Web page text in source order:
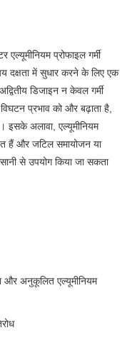
प्रोफाइल गर्मी
दक्षता में सुधार करने के लिए एक
डिजाइन न केवल गर्मी
प्रभाव को और बढ़ाता है,
इसके अलावा, एल्यूमीनियम
हैं और जटिल समायोजन या
से उपयोग किया जा सकता
और अनुकूलित एल्यूमीनियम